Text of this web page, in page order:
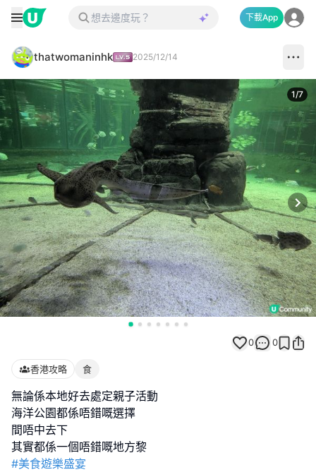
下載App
thatwomaninhk 2025/12/14
1/7
0 0
香港攻略 食
無論係本地好去處定親子活動
海洋公園都係唔錯嘅選擇
間唔中去下
#美食遊樂盛宴